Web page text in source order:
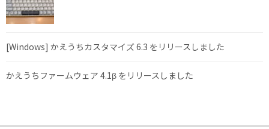
[Windows] かえうちカスタマイズ 6.3 をリリースしました
かえうちファームウェア 4.1β をリリースしました